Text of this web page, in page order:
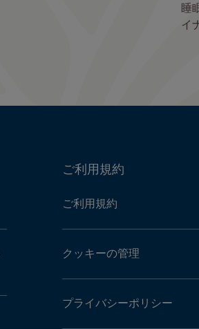
睡
イ
ご利用規約
ご利用規約
クッキーの管理
プライバシーポリシー